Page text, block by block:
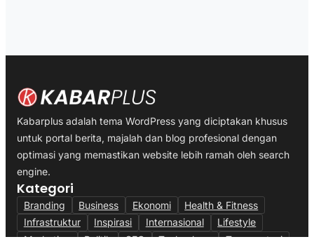
Kabarplus adalah tema WordPress yang diciptakan khusus
untuk portal berita, majalah dan blog profesional dengan
optimasi yang memastikan website lebih ramah oleh search
engine.
Kategori
Branding Business Ekonomi
Health & Fitness
Infrastruktur
Inspirasi Internasional
Lifestyle
Marketing
Politik SEO Technology
Transportasi